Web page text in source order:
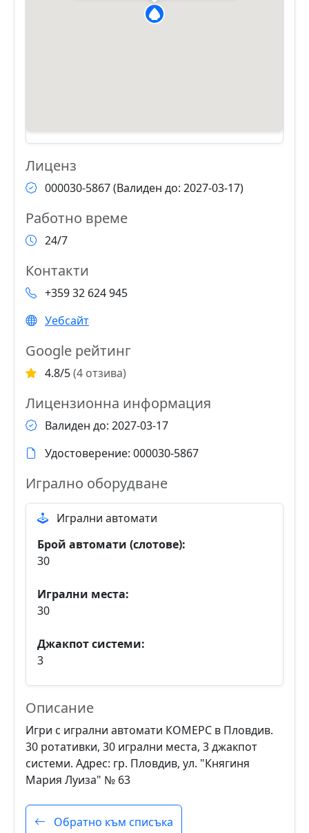
Лиценз
000030-5867 (Валиден до: 2027-03-17)
Работно време
24/7
Контакти
+359 32 624 945
Уебсайт
Google рейтинг
4.8/5(4 отзива)
Лицензионна информация
Валиден до: 2027-03-17
Удостоверение: 000030-5867
Игрално оборудване
Игрални автомати
Брой автомати (слотове):
30
Игрални места:
30
Джакпот системи:
3
Описание
Игри с игрални автомати КОМЕРС в Пловдив.
30 ротативки, 30 игрални места, 3 джакпот
системи. Адрес: гр. Пловдив, ул. "Княгиня
Мария Луиза" № 63
Обратно към списъка